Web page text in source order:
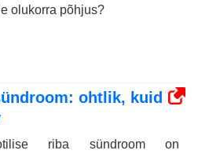
olukorra põhjus?
ohtlik, kuid
riba sündroom on